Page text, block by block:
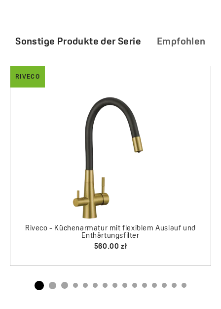
Sonstige Produkte der Serie Empfohlen
RIVECO
Riveco - Küchenarmatur mit flexiblem Auslauf und
Filtersystem
565.00 zł
ALENA
Alena - Granitspüle 1 Becken
540.00 zł